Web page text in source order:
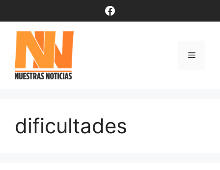
contenido
Facebook
Menú
dificultades